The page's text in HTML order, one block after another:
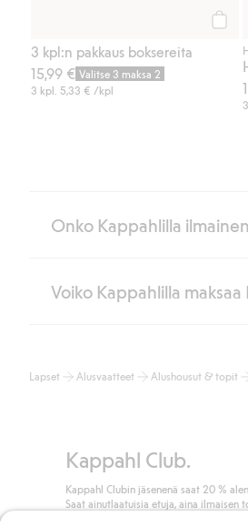
3 kpl:n pakkaus boksereita
15,99 € Valitse 3 maksa 2
3 kpl. 5,33 € /kpl
Onko Kappahlilla
Jos olet Kappahl Clubin jäsen,
Lue lisää
Voiko Kappahlilla maksaa
Klikkaamalla “Maksa tilaus”
Lapset Alusvaatteet Alushousut & topit
Kappahl Club.
Kappahl Clubin jäsenenä saat 20 %
Saat ainutlaatuisia etuja, aina